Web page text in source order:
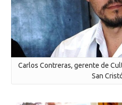
Carlos Contreras, gerente de
San